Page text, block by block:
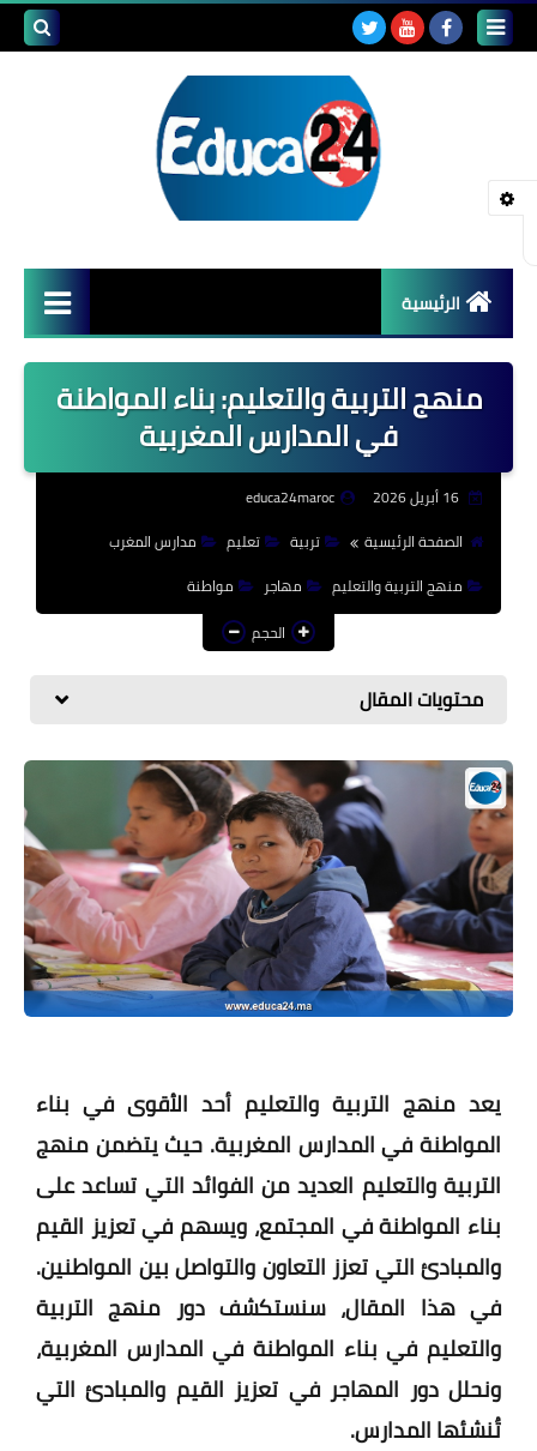
الرئيسية
أصداء المدارس
قضايا تربوية
مستجدات التعليم
مشاكل التعليم
مواضيع تربوية
منهج التربية والتعليم: بناء المواطنة
في المدارس المغربية
16 أبريل 2026
educa24maroc
الصفحة الرئيسية
تربية تعليم
مدارس المغرب
منهج التربية والتعليم
مهاجر
مواطنة
الحجم
محتويات المقال
يعد منهج التربية والتعليم أحد الأقوى في بناء
المواطنة في المدارس المغربية. حيث يتضمن منهج
التربية والتعليم العديد من الفوائد التي تساعد على
بناء المواطنة في المجتمع، ويسهم في تعزيز القيم
والمبادئ التي تعزز التعاون والتواصل بين المواطنين.
في هذا المقال، سنستكشف دور منهج التربية
والتعليم في بناء المواطنة في المدارس المغربية،
ونحلل دور المهاجر في تعزيز القيم والمبادئ التي
تُنشئها المدارس.